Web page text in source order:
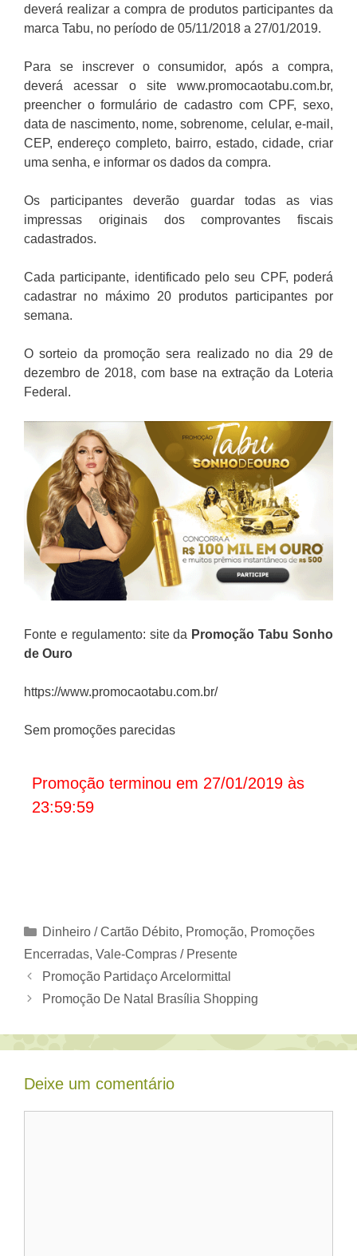
deverá realizar a compra de produtos participantes da
marca Tabu, no período de 05/11/2018 a 27/01/2019.
Para se inscrever o consumidor, após a compra,
deverá acessar o site www.promocaotabu.com.br,
preencher o formulário de cadastro com CPF, sexo,
data de nascimento, nome, sobrenome, celular, e-mail,
CEP, endereço completo, bairro, estado, cidade, criar
uma senha, e informar os dados da compra.
Os participantes deverão guardar todas as vias
impressas originais dos comprovantes fiscais
cadastrados.
Cada participante, identificado pelo seu CPF, poderá
cadastrar no máximo 20 produtos participantes por
semana.
O sorteio da promoção sera realizado no dia 29 de
dezembro de 2018, com base na extração da Loteria
Federal.
Fonte e regulamento: site da Promoção Tabu Sonho
de Ouro
https://www.promocaotabu.com.br/
Sem promoções parecidas
Promoção terminou em 27/01/2019 às
23:59:59
Categorias
Dinheiro / Cartão Débito, Promoção, Promoções
Encerradas, Vale-Compras / Presente
Promoção Partidaço Arcelormittal
Promoção De Natal Brasília Shopping
Deixe um comentário